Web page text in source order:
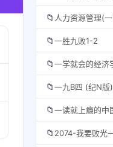
📁 人力资源管理(
📁一胜九败1-2
📁一学就会的经济
📁一九B四 (纪N版)
📁一读就上瘾的中
📁 2074-我要败光